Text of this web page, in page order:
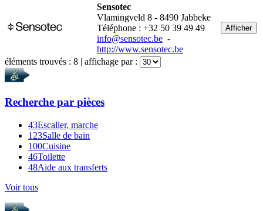
Sensotec
Vlamingveld 8 - 8490 Jabbeke
Téléphone : +32 50 39 49 49
info@sensotec.be -
http://www.sensotec.be
Afficher
éléments trouvés : 8 | affichage par :
Recherche par pièces
43Escalier, marche
123Salle de bain
100Cuisine
46Toilette
48Aide aux transferts
Voir tous